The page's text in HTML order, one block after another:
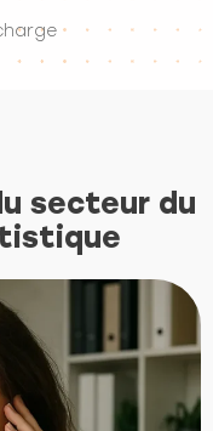
secteur du